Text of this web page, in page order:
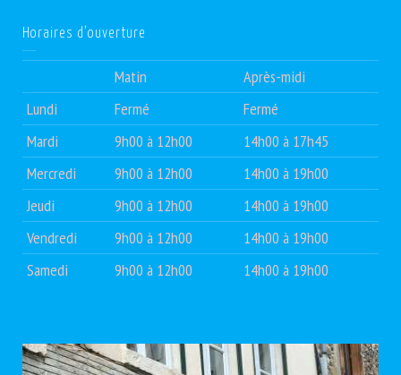
Horaires d’ouverture
Matin
Après-midi
Lundi
Fermé
Fermé
Mardi
9h00 à 12h00
14h00 à 17h45
Mercredi
9h00 à 12h00
14h00 à 19h00
Jeudi
9h00 à 12h00
14h00 à 19h00
Vendredi
9h00 à 12h00
14h00 à 19h00
Samedi
9h00 à 12h00 14h00 à 19h00